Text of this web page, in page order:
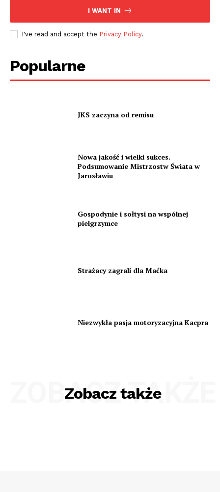
I WANT IN
I've read and accept the Privacy Policy.
Popularne
JKS zaczyna od remisu
Nowa jakość i wielki sukces.
Podsumowanie Mistrzostw Świata w
Jarosławiu
Gospodynie i sołtysi na wspólnej
pielgrzymce
Strażacy zagrali dla Maćka
Niezwykła pasja motoryzacyjna Kacpra
Zobacz także
ZOBACZ TAKŻE